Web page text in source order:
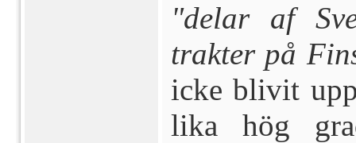
"delar af
trakter på
icke blivit
lika hög